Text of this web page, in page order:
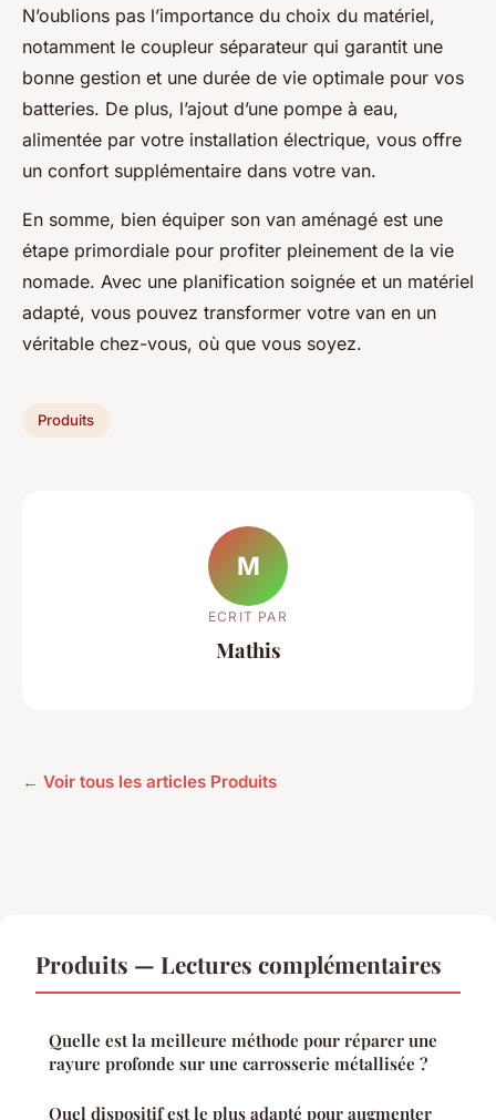
N’oublions pas l’importance du choix du matériel,
notamment le coupleur séparateur qui garantit une
bonne gestion et une durée de vie optimale pour vos
batteries. De plus, l’ajout d’une pompe à eau,
alimentée par votre installation électrique, vous offre
un confort supplémentaire dans votre van.
En somme, bien équiper son van aménagé est une
étape primordiale pour profiter pleinement de la vie
nomade. Avec une planification soignée et un matériel
adapté, vous pouvez transformer votre van en un
véritable chez-vous, où que vous soyez.
Produits
M
ECRIT PAR
Mathis
← Voir tous les articles Produits
Produits — Lectures complémentaires
Quelle est la meilleure méthode pour réparer une
rayure profonde sur une carrosserie métallisée ?
Quel dispositif est le plus adapté pour augmenter